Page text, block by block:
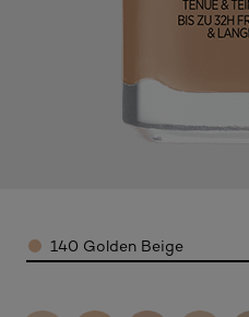
Color140 Golden Beige